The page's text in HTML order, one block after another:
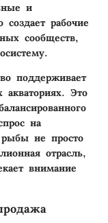
и
создает рабочие
сообществ,
поддерживает
Это
на
не просто
отрасль,
внимание